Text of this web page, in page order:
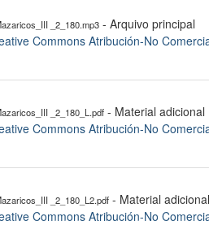
_2_180.mp3 - Arquivo principal
Commons Atribución-No
_2_180_L.pdf - Material adicional
Commons Atribución-No
_2_180_L2.pdf - Material adicional
Commons Atribución-No